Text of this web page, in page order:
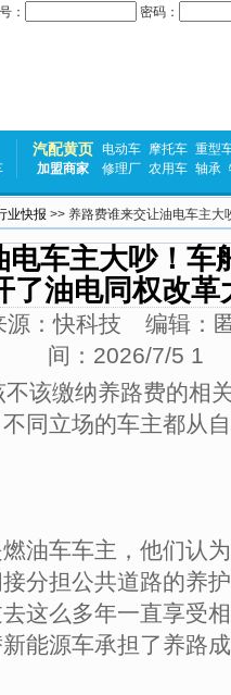
： 密码：
汽配黄页 电动车 摩托车 重型
加盟商家
修理厂 农用车 轴承
业快报 >> 养路费谁来交让油电车主大
车主大吵！车
了油电同权改革
源：快科技 编辑：
间： 2026/7/5 1
该缴纳养路费的相
同立场的车主都从
油车车主，他们认
分担公共道路的养
这么多年一直享受
能源车承担了养路